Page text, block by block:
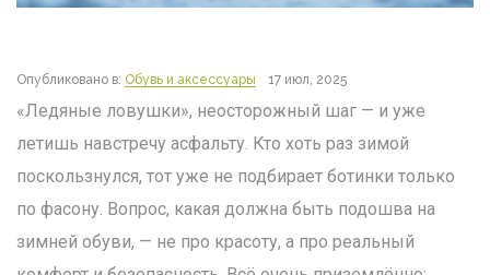
Опубликовано в: Обувь и аксессуары 17 июл, 2025
«Ледяные ловушки», неосторожный шаг — и уже
летишь навстречу асфальту. Кто хоть раз зимой
поскользнулся, тот уже не подбирает ботинки только
по фасону. Вопрос, какая должна быть подошва на
зимней обуви, — не про красоту, а про реальный